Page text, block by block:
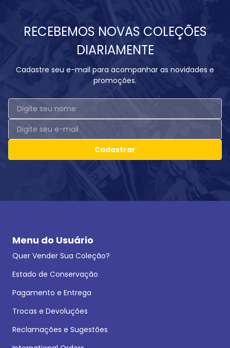
RECEBEMOS NOVAS COLEÇÕES
DIARIAMENTE
Cadastre seu e-mail para acompanhar as novidades e
promoções.
Cadastrar
Menu do Usuário
Quer Vender Sua Coleção?
Estado de Conservação
Pagamento e Entrega
Trocas e Devoluções
Reclamações e Sugestões